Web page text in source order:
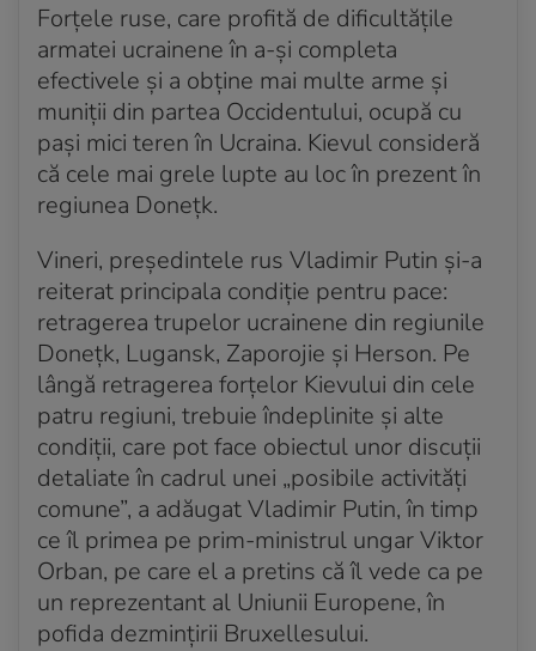
Forţele ruse, care profită de dificultăţile
armatei ucrainene în a-şi completa
efectivele şi a obţine mai multe arme şi
muniţii din partea Occidentului, ocupă cu
paşi mici teren în Ucraina. Kievul consideră
că cele mai grele lupte au loc în prezent în
regiunea Doneţk.
Vineri, preşedintele rus Vladimir Putin şi-a
reiterat principala condiţie pentru pace:
retragerea trupelor ucrainene din regiunile
Doneţk, Lugansk, Zaporojie şi Herson. Pe
lângă retragerea forţelor Kievului din cele
patru regiuni, trebuie îndeplinite şi alte
condiţii, care pot face obiectul unor discuţii
detaliate în cadrul unei „posibile activităţi
comune”, a adăugat Vladimir Putin, în timp
ce îl primea pe prim-ministrul ungar Viktor
Orban, pe care el a pretins că îl vede ca pe
un reprezentant al Uniunii Europene, în
pofida dezminţirii Bruxellesului.